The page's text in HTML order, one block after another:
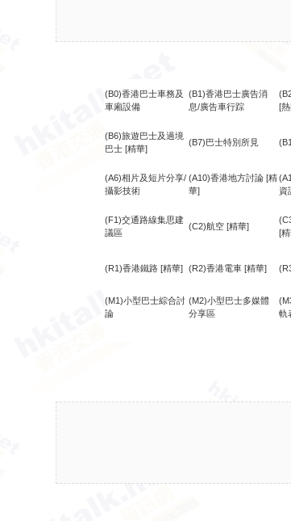
(B0)香港巴士車務及
車廂設備
(B1)香港巴士廣告消
息/廣告車行踪
[
(B6)旅遊巴士及過境
巴士 [精華]
(B7)巴士特別所見
(A6)相片及短片分享/
攝影技術
(A10)香港地方討論 [精
華]
資
(F1)交通路線集思建
議區
(C2)航空 [精華]
[
(R1)香港鐵路 [精華] (R2)香港電車 [精華]
(M1)小型巴士綜合討
論
(M2)小型巴士多媒體
分享區
軌